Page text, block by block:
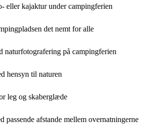
eller kajaktur under campingferien
det nemt for alle
naturfotografering på campingferien
hensyn til naturen
leg og skaberglæde
afstande mellem overnatningerne